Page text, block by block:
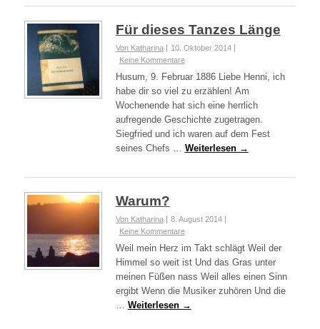
Für dieses Tanzes Länge
Von Katharina
10. Oktober 2014
Keine Kommentare
Husum, 9. Februar 1886 Liebe Henni, ich
habe dir so viel zu erzählen! Am
Wochenende hat sich eine herrlich
aufregende Geschichte zugetragen.
Siegfried und ich waren auf dem Fest
seines Chefs … Weiterlesen →
Warum?
Von Katharina
8. August 2014
Keine Kommentare
Weil mein Herz im Takt schlägt Weil der
Himmel so weit ist Und das Gras unter
meinen Füßen nass Weil alles einen Sinn
ergibt Wenn die Musiker zuhören Und die
… Weiterlesen →